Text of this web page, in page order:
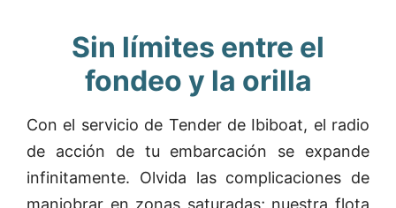
Sin límites entre el
fondeo y la orilla
Con el servicio de Tender de Ibiboat, el radio
de acción de tu embarcación se expande
infinitamente. Olvida las complicaciones de
maniobrar en zonas saturadas; nuestra flota